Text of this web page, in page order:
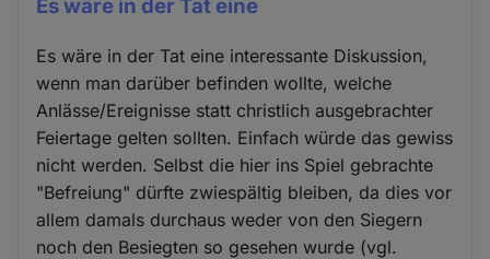
Es wäre in der Tat eine
Es wäre in der Tat eine interessante Diskussion,
wenn man darüber befinden wollte, welche
Anlässe/Ereignisse statt christlich ausgebrachter
Feiertage gelten sollten. Einfach würde das gewiss
nicht werden. Selbst die hier ins Spiel gebrachte
"Befreiung" dürfte zwiespältig bleiben, da dies vor
allem damals durchaus weder von den Siegern
noch den Besiegten so gesehen wurde (vgl.